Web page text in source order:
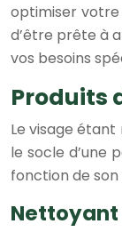
optimiser votre
d’être prête à
vos besoins
Produits
Le visage
le socle d’une
fonction de